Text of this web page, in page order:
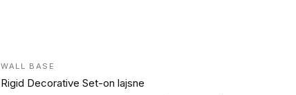
WALL BASE
Rigid Decorative Set-on lajsne